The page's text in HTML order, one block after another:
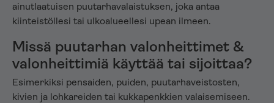
ainutlaatuisen puutarhavalaistuksen, joka antaa
kiinteistöllesi tai ulkoalueellesi upean ilmeen.
Missä puutarhan valonheittimet &
valonheittimiä käyttää tai sijoittaa?
Esimerkiksi pensaiden, puiden, puutarhaveistosten,
kivien ja lohkareiden tai kukkapenkkien valaisemiseen.